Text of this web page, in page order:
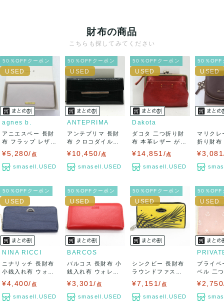
財布の商品
こちらも探してみてください
50％OFFクーポン
agnes b.
アニエスベー 長財
布 フラップ レザー
¥5,280/ 点
smasell.USED
50％OFFクーポン
ANTEPRIMA
アンテプリマ 長財
布 クロコダイル型
¥10,450/点
smasell.USED
50％OFFクーポン
Dakota
ダコタ 二つ折り財
布 本革レザー がま
¥14,851/点
smasell.USED
50％OFF
マリクレ
折り財布
50％OFFクーポン
NINA RICCI
ニナリッチ 長財布
小銭入れ有 ウォレ
¥4,400/ 点
smasell.USED
50％OFFクーポン
BARCOS
バルコス 長財布 小
銭入れ有 ウォレッ
¥3,301/ 点
smasell.USED
50％OFFクーポン
シンクビー 長財布
ラウンドファスナ
¥7,151/ 点
smasell.USED
50％OFF
プライベ
ベル 二